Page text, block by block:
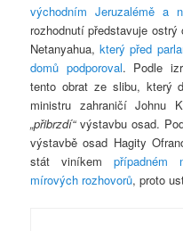
východním Jeruzalémě a
rozhodnutí představuje
Netanyahua,který před
domů podporoval. Podle
tento obrat ze slibu, který
ministru zahraničí Johnu
„přibrzdí“výstavbu osad.
výstavbě osad Hagity
stát viníkem případném
mírových rozhovorů, proto